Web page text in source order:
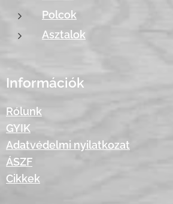
Polcok
Asztalok
Információk
Rólunk
GYIK
Adatvédelmi nyilatkozat
ÁSZF
Cikkek